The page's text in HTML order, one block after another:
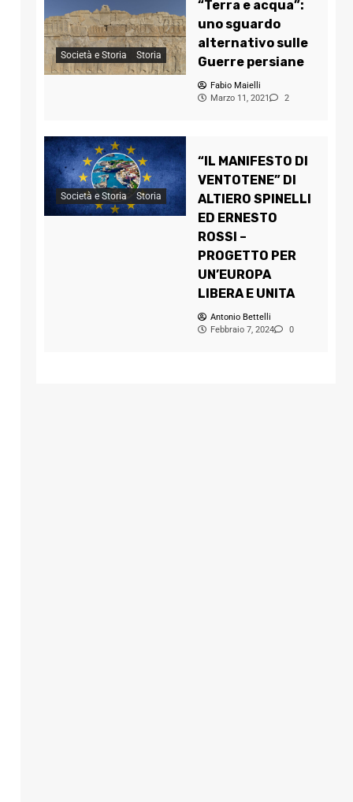
Società e Storia Storia
“Terra e acqua”:
uno sguardo
alternativo sulle
Guerre persiane
Fabio Maielli
Marzo 11, 2021
2
Società e Storia Storia
“IL MANIFESTO DI
VENTOTENE” DI
ALTIERO SPINELLI
ED ERNESTO
ROSSI –
PROGETTO PER
UN’EUROPA
LIBERA E UNITA
Antonio Bettelli
Febbraio 7, 2024
0